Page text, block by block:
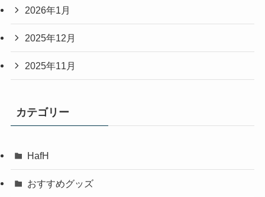
2026年1月
2025年12月
2025年11月
カテゴリー
HafH
おすすめグッズ